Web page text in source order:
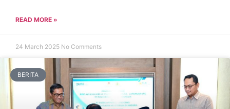
READ MORE »
24 March 2025 No Comments
BERITA